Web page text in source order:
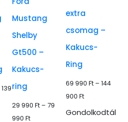
139
változatok
a
termékoldalon
ki
Mustang
Shelby
Gt500 –
Kakucs-
ring
29 990Ft – 79
990FtÁrtartomány:
változatok
a
termékoldalon
ki
extra
csomag –
Kakucs-
Ring
69 990Ft – 144
900FtÁrtartomány:
69
Gondolkodtál